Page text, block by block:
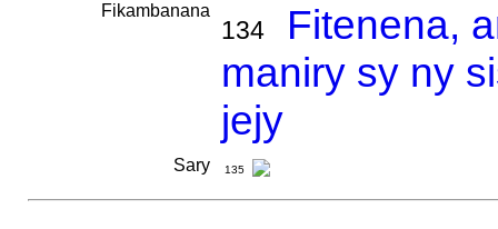
Fikambanana
134
Fitenena,
maniry sy ny
jejy
Sary 135